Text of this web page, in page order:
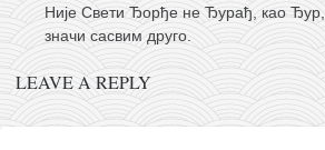
Није Свети Ђорђе не Ђурађ, као
значи сасвим друго.
LEAVE A REPLY